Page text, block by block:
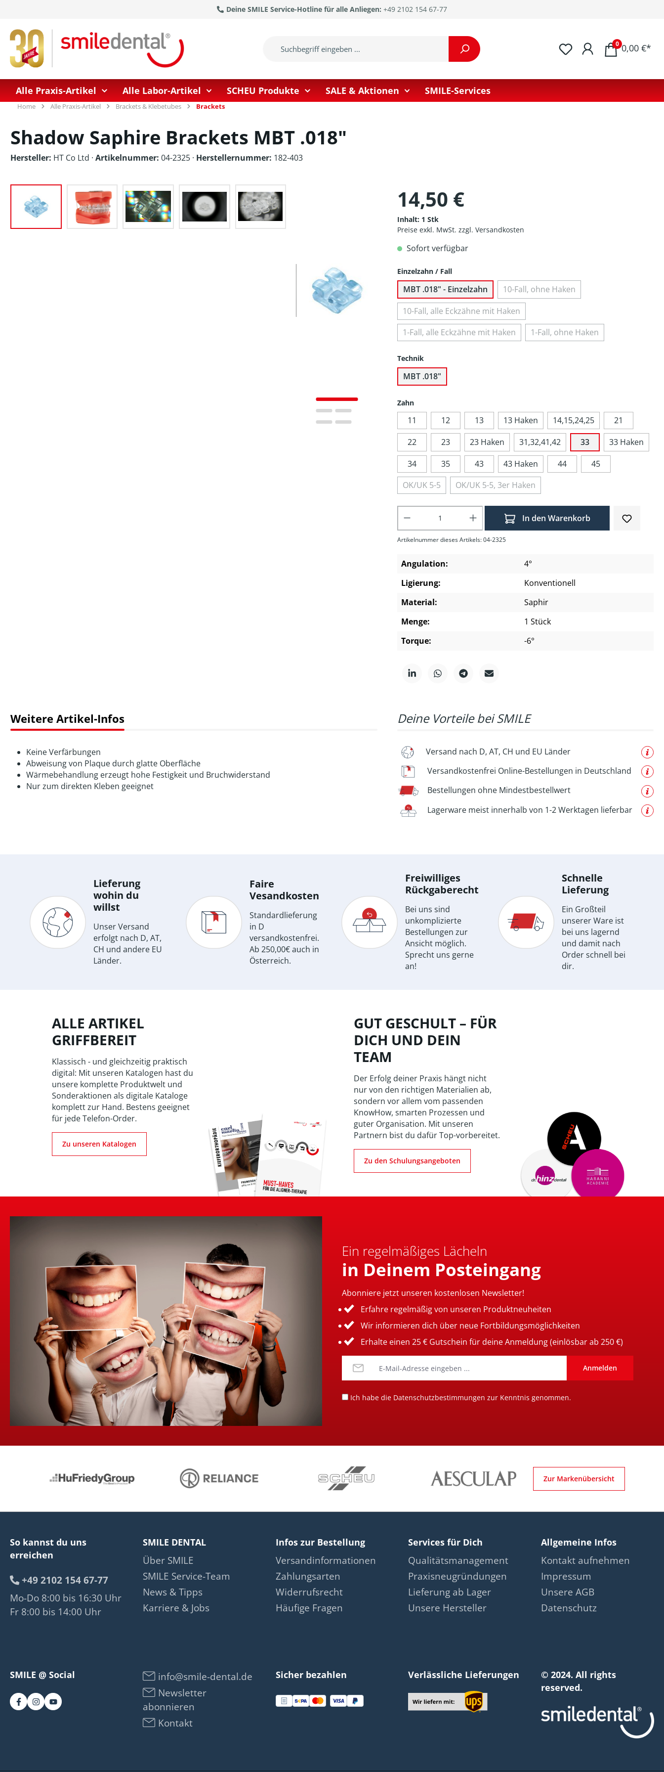
Deine SMILE Service-Hotline für alle Anliegen: +49 2102 154 67-77
0 0,00 €*
Alle Praxis-Artikel Alle Labor-Artikel SCHEU Produkte SALE & Aktionen SMILE-Services
Home Alle Praxis-Artikel Brackets & Klebetubes Brackets
Shadow Saphire Brackets MBT .018"
Hersteller: HT Co Ltd · Artikelnummer: 04-2325 · Herstellernummer: 182-403
14,50 €
Inhalt: 1 Stk
Preise exkl. MwSt. zzgl. Versandkosten
Sofort verfügbar
Einzelzahn / Fall
MBT .018" - Einzelzahn
10-Fall, ohne Haken
10-Fall, alle Eckzähne mit Haken
1-Fall, alle Eckzähne mit Haken
1-Fall, ohne Haken
Technik
MBT .018"
Zahn
11 12 13 13 Haken 14,15,24,25
21
22
23 23 Haken 31,32,41,42 33
33 Haken
34
35 43 43 Haken 44
45
OK/UK 5-5
OK/UK 5-5, 3er Haken
Produkt Anzahl: Gib den gewünschten Wert
In den Warenkorb
Artikelnummer dieses Artikels: 04-2325
Angulation:
4°
Ligierung:
Konventionell
Material:
Saphir
Menge:
1 Stück
Torque:
-6°
Weitere Artikel-Infos
Keine Verfärbungen
Abweisung von Plaque durch glatte Oberfläche
Wärmebehandlung erzeugt hohe Festigkeit und Bruchwiderstand
Nur zum direkten Kleben geeignet
Deine Vorteile bei SMILE
Versand nach D, AT, CH und EU Länder
Versandkostenfrei Online-Bestellungen in Deutschland
Bestellungen ohne Mindestbestellwert
Lagerware meist innerhalb von 1-2 Werktagen lieferbar
Lieferung
wohin du
willst
Unser Versand
erfolgt nach D, AT,
CH und andere EU
Länder.
Faire
Vesandkosten
Standardlieferung
in D
versandkostenfrei.
Ab 250,00€ auch in
Österreich.
Freiwilliges
Rückgaberecht
Bei uns sind
unkomplizierte
Bestellungen zur
Ansicht möglich.
Sprecht uns gerne
an!
Schnelle
Lieferung
Ein Großteil
unserer Ware ist
bei uns lagernd
und damit nach
Order schnell bei
dir.
ALLE ARTIKEL
GRIFFBEREIT
Klassisch - und gleichzeitig praktisch
digital: Mit unseren Katalogen hast du
unsere komplette Produktwelt und
Sonderaktionen als digitale Kataloge
komplett zur Hand. Bestens geeignet
für jede Telefon-Order.
Zu unseren Katalogen
GUT GESCHULT – FÜR
DICH UND DEIN
TEAM
Der Erfolg deiner Praxis hängt nicht
nur von den richtigen Materialien ab,
sondern vor allem vom passenden
KnowHow, smarten Prozessen und
guter Organisation. Mit unseren
Partnern bist du dafür Top-vorbereitet.
Zu den Schulungsangeboten
Ein regelmäßiges Lächeln
in Deinem Posteingang
Abonniere jetzt unseren kostenlosen Newsletter!
Erfahre regelmäßig von unseren Produktneuheiten
Wir informieren dich über neue Fortbildungsmöglichkeiten
Erhalte einen 25 € Gutschein für deine Anmeldung (einlösbar ab 250 €)
Anmelden
Ich habe die Datenschutzbestimmungen zur Kenntnis genommen.
Zur Markenübersicht
So kannst du uns
erreichen
+49 2102 154 67-77
Mo-Do 8:00 bis 16:30 Uhr
Fr 8:00 bis 14:00 Uhr
SMILE DENTAL
Über SMILE
SMILE Service-Team
News & Tipps
Karriere & Jobs
Infos zur Bestellung
Versandinformationen
Zahlungsarten
Widerrufsrecht
Häufige Fragen
Services für Dich
Qualitätsmanagement
Praxisneugründungen
Lieferung ab Lager
Unsere Hersteller
Allgemeine Infos
Kontakt aufnehmen
Impressum
Unsere AGB
Datenschutz
SMILE @ Social
info@smile-dental.de
Newsletter
abonnieren
Kontakt
Sicher bezahlen Verlässliche Lieferungen
© 2024. All rights
reserved.